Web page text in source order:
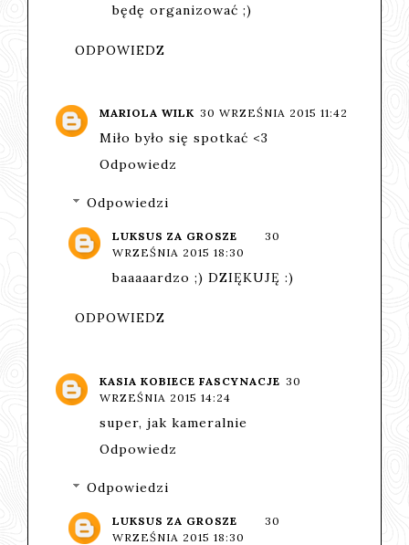
będę organizować ;)
ODPOWIEDZ
MARIOLA WILK 30 WRZEŚNIA 2015 11:42
Miło było się spotkać <3
Odpowiedz
Odpowiedzi
LUKSUS ZA GROSZE
30
WRZEŚNIA 2015 18:30
baaaaardzo ;) DZIĘKUJĘ :)
ODPOWIEDZ
KASIA KOBIECE FASCYNACJE 30
WRZEŚNIA 2015 14:24
super, jak kameralnie
Odpowiedz
Odpowiedzi
LUKSUS ZA GROSZE
30
WRZEŚNIA 2015 18:30